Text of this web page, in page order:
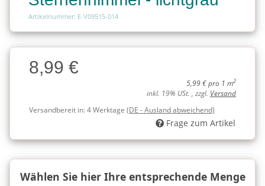
Artikelnummer: E-V09515-014
Charge
Charge8,99 €
5,99 € pro 1 m2
inkl. 19% USt. , zzgl. Versand
Versandbereit in:4 Werktage (DE - Ausland abweichend)
Frage zum Artikel
Wählen Sie hier Ihre entsprechende Menge